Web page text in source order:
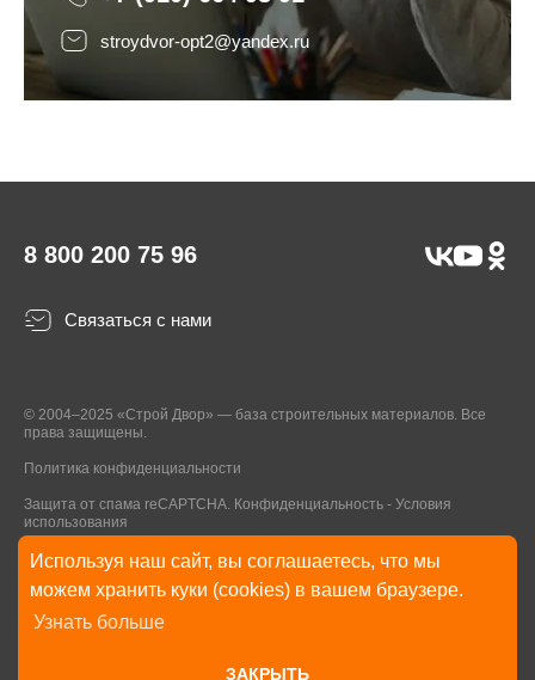
Используя наш сайт, вы соглашаетесь, что мы
можем хранить куки (cookies) в вашем браузере.
Узнать больше
ЗАКРЫТЬ
stroydvor-opt2@yandex.ru
8 800 200 75 96
Связаться с нами
© 2004–2025 «Строй Двор» — база строительных материалов. Все
права защищены.
Политика конфиденциальности
Защита от спама reCAPTCHA. Конфиденциальность - Условия
использования
* Указанные на Сайте цены, комплектации, описания и технические
характеристики могут быть изменены в любое время без уведомления
пользователей Сайта. Внешний вид товаров и упаковки может